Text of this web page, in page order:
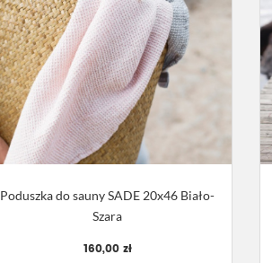
Poduszka do sauny SADE 20x46 Biało-
Szara
160,00 zł